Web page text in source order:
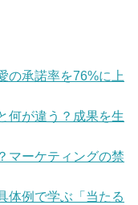
の承諾率を76%に上
何が違う？成果を生
マーケティングの禁
体例で学ぶ「当たる